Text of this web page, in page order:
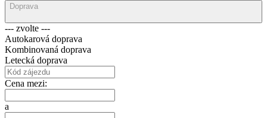
Doprava
--- zvolte ---
Autokarová doprava
Kombinovaná doprava
Letecká doprava
Cena mezi:
a